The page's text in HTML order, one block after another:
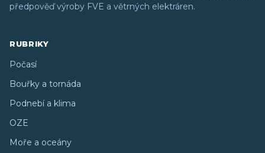
předpověď výroby FVE a větrných elektráren.
RUBRIKY
Počasí
Bouřky a tornáda
Podnebí a klima
OZE
Moře a oceány